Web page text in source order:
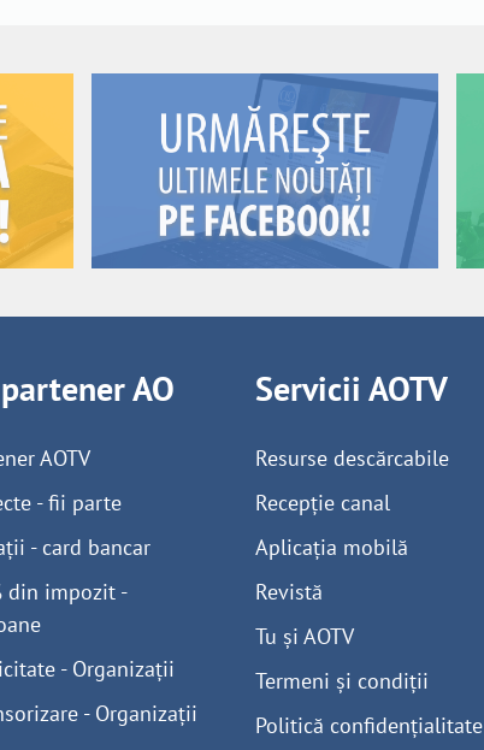
AO
AOTV
- fii parte
- card bancar
din impozit -
- Organizații
- Organizații
Servicii AOTV
Resurse descărcabile
Recepție canal
Aplicația mobilă
Revistă
Tu și AOTV
Termeni și condiții
Politică confidențialitate